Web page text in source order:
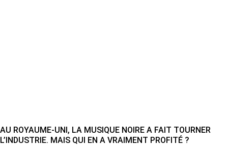
AU ROYAUME-UNI, LA MUSIQUE NOIRE A FAIT TOURNER
L’INDUSTRIE. MAIS QUI EN A VRAIMENT PROFITÉ ?